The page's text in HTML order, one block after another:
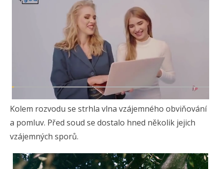
Kolem rozvodu se strhla vlna vzájemného obviňování
a pomluv. Před soud se dostalo hned několik jejich
vzájemných sporů.